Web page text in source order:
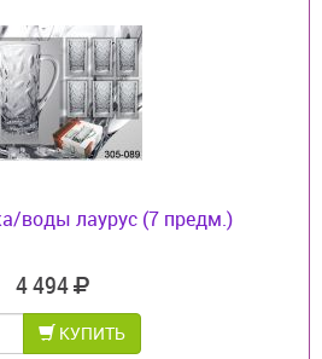
воды лаурус (7 предм.)
4 494
КУПИТЬ